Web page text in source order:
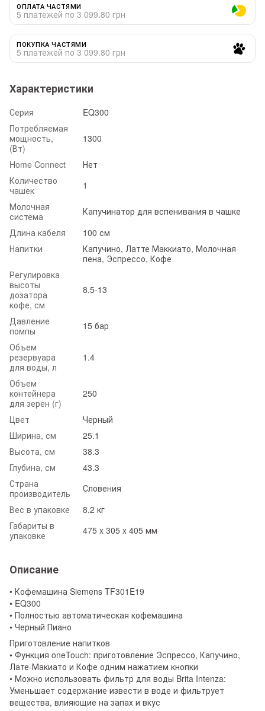
ОПЛАТА ЧАСТЯМИ
5 платежей по 3 099.80 грн
ПОКУПКА ЧАСТЯМИ
5 платежей по 3 099.80 грн
Характеристики
Серия
EQ300
Потребляемая
мощность,
(Вт)
1300
Home Connect
Нет
Количество
чашек
1
Молочная
система
Капучинатор для вспенивания в чашке
Длина кабеля
100 см
Напитки
Капучино, Латте Маккиато, Молочная
пена, Эспрессо, Кофе
Регулировка
высоты
дозатора
кофе, см
8.5-13
Давление
помпы
15 бар
Объем
резервуара
для воды, л
1.4
Объем
контейнера
для зерен (г)
250
Цвет
Черный
Ширина, см
25.1
Высота, см
38.3
Глубина, см
43.3
Страна
производитель
Словения
Вес в упаковке
8.2 кг
Габариты в
упаковке
475 x 305 x 405 мм
Описание
• Кофемашина Siemens TF301E19
• EQ300
• Полностью автоматическая кофемашина
• Черный Пиано
Приготовление напитков
• Функция oneTouch: приготовление Эспрессо, Капучино,
Лате-Макиато и Кофе одним нажатием кнопки
• Можно использовать фильтр для воды Brita Intenza:
Уменьшает содержание извести в воде и фильтрует
вещества, влияющие на запах и вкус